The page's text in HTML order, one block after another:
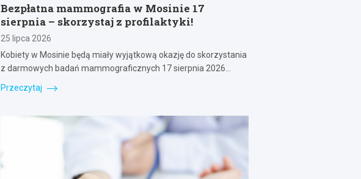
Bezpłatna mammografia w Mosinie 17
sierpnia – skorzystaj z profilaktyki!
25 lipca 2026
Kobiety w Mosinie będą miały wyjątkową okazję do skorzystania
z darmowych badań mammograficznych 17 sierpnia 2026…
Przeczytaj